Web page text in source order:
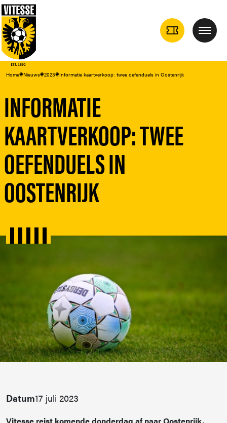
TICKETS
Menu
Home Nieuws 2023 Informatie kaartverkoop: twee oefenduels in Oostenrijk
INFORMATIE
KAARTVERKOOP: TWEE
OEFENDUELS IN
OOSTENRIJK
Datum17 juli 2023